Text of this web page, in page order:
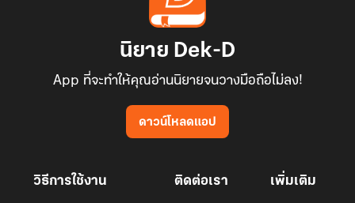
นิยาย Dek-D
App ที่จะทำให้คุณอ่านนิยายจนวางมือถือไม่ลง!
ดาวน์โหลดแอป
วิธีการใช้งาน ติดต่อเรา เพิ่มเติม